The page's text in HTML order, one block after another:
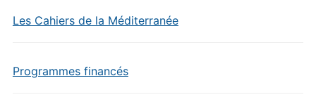
Les Cahiers de la Méditerranée
Programmes financés